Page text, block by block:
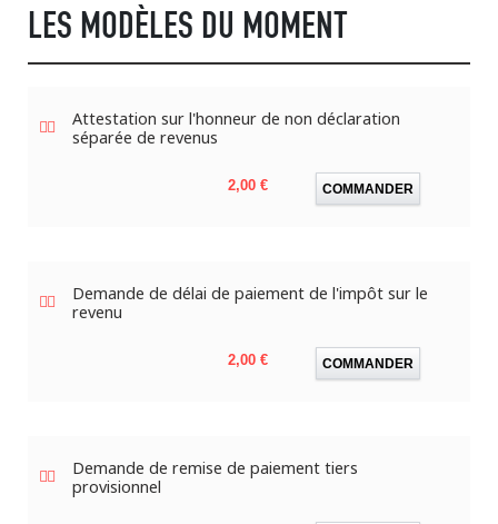
LES MODÈLES DU MOMENT
Attestation sur l'honneur de non déclaration
séparée de revenus
Prix
2,00 € COMMANDER
Demande de délai de paiement de l'impôt sur le
revenu
Prix
2,00 € COMMANDER
Demande de remise de paiement tiers
provisionnel